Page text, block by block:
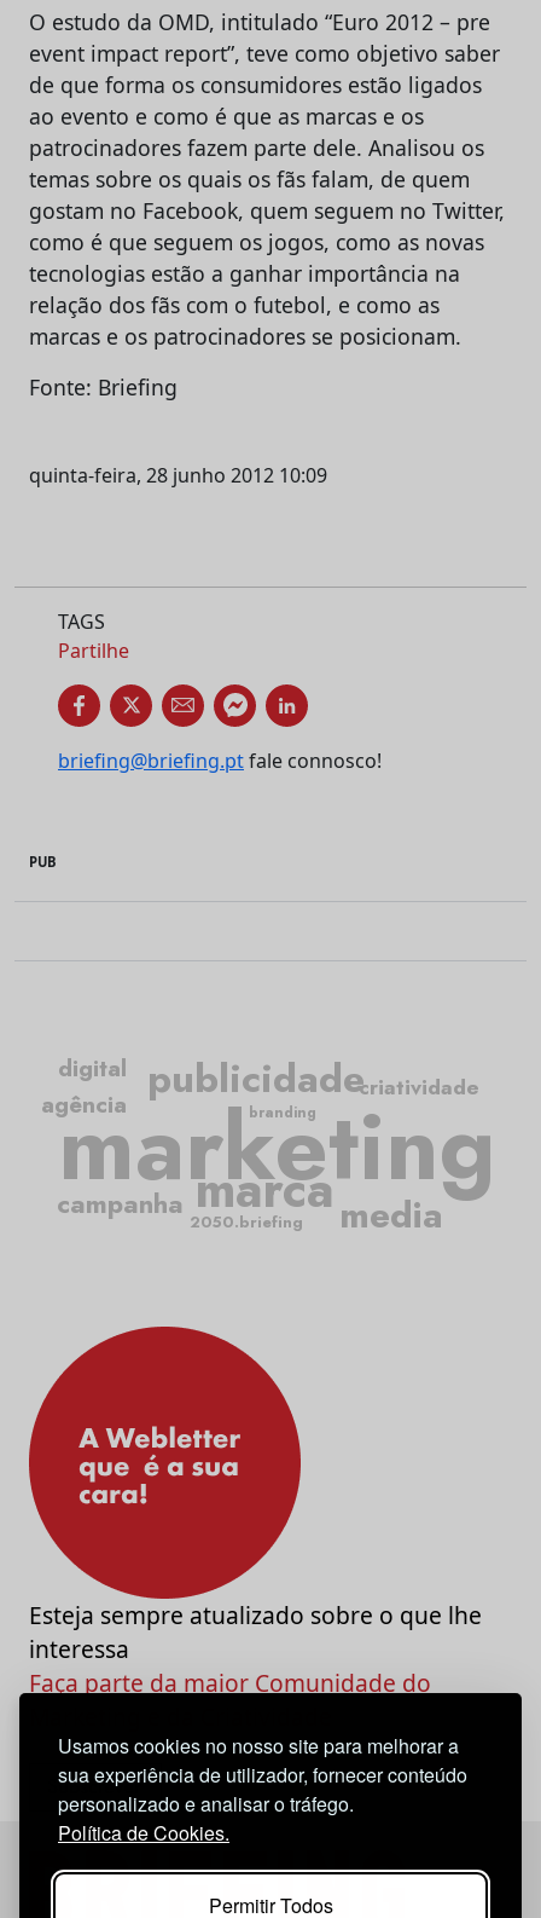
Usamos cookies no nosso site para melhorar a
sua experiência de utilizador, fornecer conteúdo
personalizado e analisar o tráfego.
Política de Cookies.
Permitir Todos
O estudo da OMD, intitulado “Euro 2012 – pre
event impact report”, teve como objetivo saber
de que forma os consumidores estão ligados
ao evento e como é que as marcas e os
patrocinadores fazem parte dele. Analisou os
temas sobre os quais os fãs falam, de quem
gostam no Facebook, quem seguem no Twitter,
como é que seguem os jogos, como as novas
tecnologias estão a ganhar importância na
relação dos fãs com o futebol, e como as
marcas e os patrocinadores se posicionam.
Fonte: Briefing
quinta-feira, 28 junho 2012 10:09
TAGS
Partilhe
briefing@briefing.ptfale connosco!
PUB
marketing
publicidade
marca
criatividade
campanha media
agência
digital
2050.briefing
branding
Esteja sempre atualizado sobre o que lhe
interessa
Faça parte da maior Comunidade do